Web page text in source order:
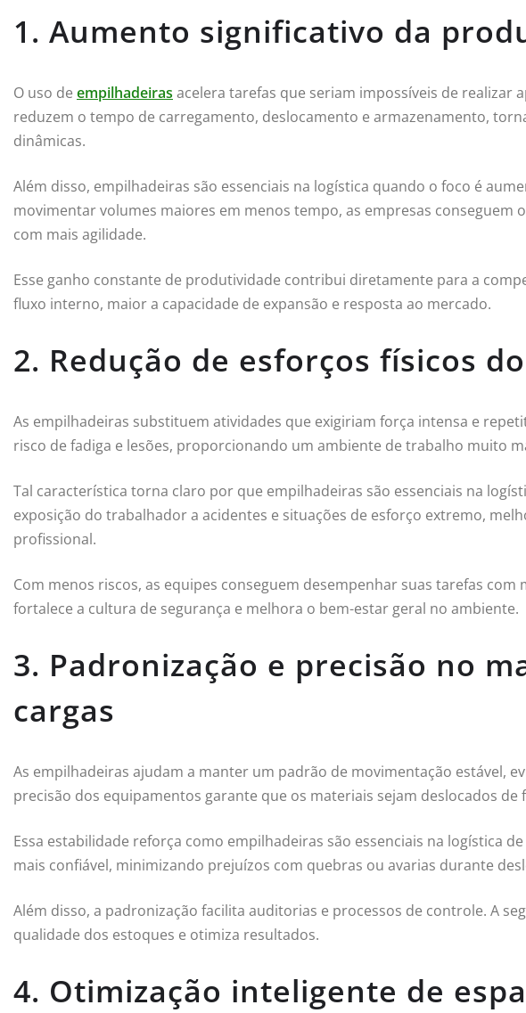
1. Aumento significativo da
O uso de empilhadeiras acelera tarefas que seriam impossíveis de realizar
reduzem o tempo de carregamento, deslocamento e armazenamento,
dinâmicas.
Além disso, empilhadeiras são essenciais na logística quando o foco é
movimentar volumes maiores em menos tempo, as empresas conseguem
com mais agilidade.
Esse ganho constante de produtividade contribui diretamente para a
fluxo interno, maior a capacidade de expansão e resposta ao mercado.
2. Redução de esforços físicos
As empilhadeiras substituem atividades que exigiriam força intensa e
risco de fadiga e lesões, proporcionando um ambiente de trabalho muito
Tal característica torna claro por que empilhadeiras são essenciais na
exposição do trabalhador a acidentes e situações de esforço extremo,
profissional.
Com menos riscos, as equipes conseguem desempenhar suas tarefas com
fortalece a cultura de segurança e melhora o bem-estar geral no ambiente.
3. Padronização e precisão no
cargas
As empilhadeiras ajudam a manter um padrão de movimentação estável,
precisão dos equipamentos garante que os materiais sejam deslocados
Essa estabilidade reforça como empilhadeiras são essenciais na logística
mais confiável, minimizando prejuízos com quebras ou avarias durante
Além disso, a padronização facilita auditorias e processos de controle. A
qualidade dos estoques e otimiza resultados.
4. Otimização inteligente de